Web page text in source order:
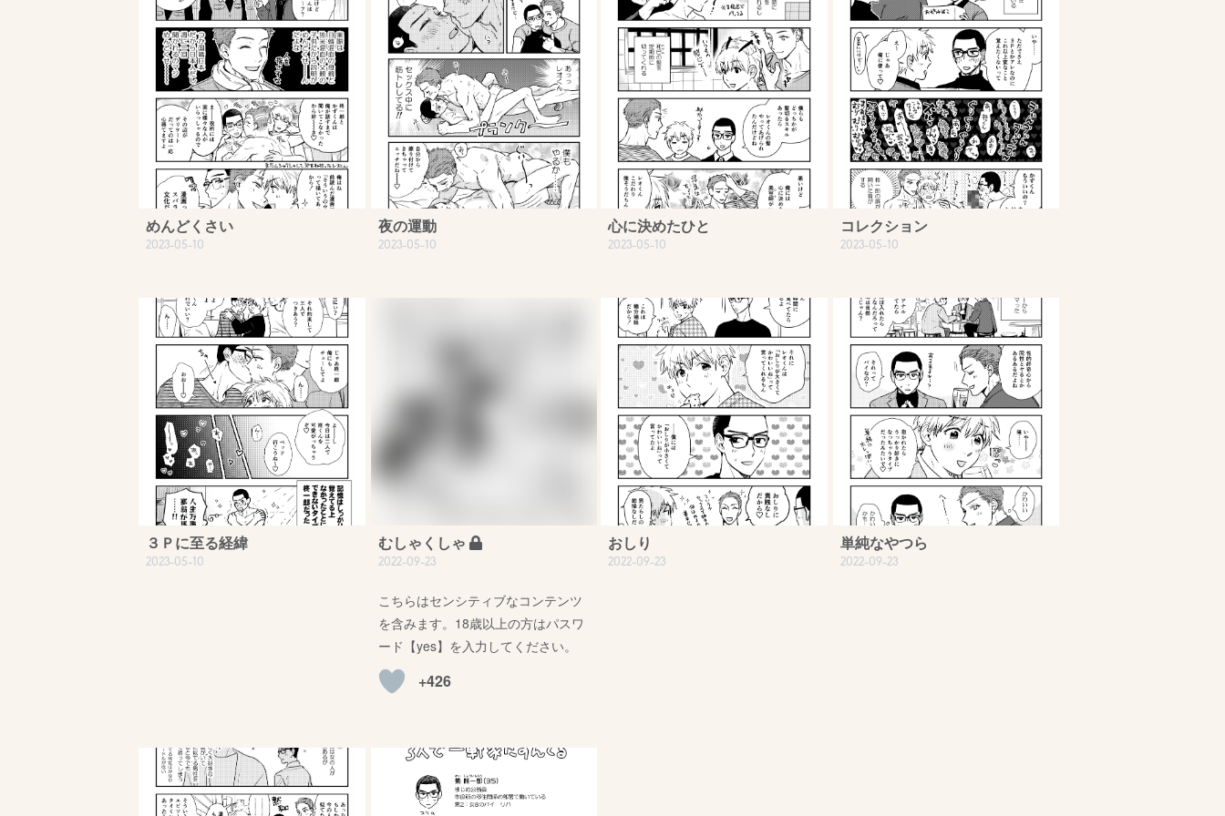
めんどくさい
2023-05-10
夜の運動
2023-05-10
心に決めたひと
2023-05-10
コレクション
2023-05-10
３Ｐに至る経緯
2023-05-10
むしゃくしゃ
2022-09-23
こちらはセンシティブなコンテンツ
を含みます。18歳以上の方はパスワ
ード【yes】を入力してください。
+426
おしり
2022-09-23
単純なやつら
2022-09-23